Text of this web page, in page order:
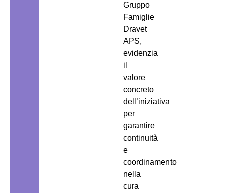
Gruppo
Famiglie
Dravet
APS,
evidenzia
il
valore
concreto
dell’iniziativa
per
garantire
continuità
e
coordinamento
nella
cura